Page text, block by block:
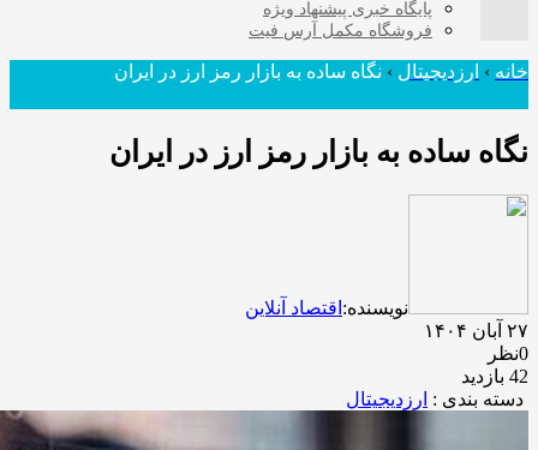
پایگاه خبری پیشنهاد ویژه
فروشگاه مکمل آرس فیت
خانه › ارزدیجیتال › نگاه ساده به بازار رمز ارز در ایران
نگاه ساده به بازار رمز ارز در ایران
نویسنده: اقتصاد آنلاین
۲۷ آبان ۱۴۰۴
0نظر
42 بازدید
دسته بندی : ارزدیجیتال